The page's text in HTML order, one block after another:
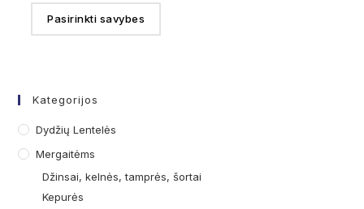
Pasirinkti savybes
Kategorijos
Dydžių Lentelės
Mergaitėms
Džinsai, kelnės, tamprės, šortai
Kepurės